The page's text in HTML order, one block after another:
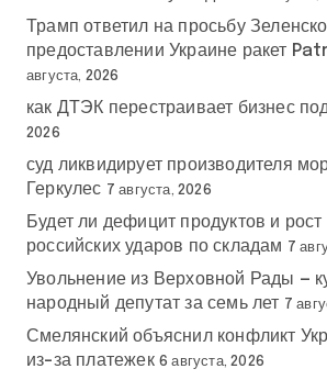
Трамп ответил на просьбу
предоставлении Украине ракет
августа, 2026
как ДТЭК перестраивает бизнес
2026
суд ликвидирует производителя
Геркулес 7 августа, 2026
Будет ли дефицит продуктов и
российских ударов по складам 7
Увольнение из Верховной Рады —
народный депутат за семь лет 7
Смелянский объяснил конфликт
из-за платежек 6 августа, 2026